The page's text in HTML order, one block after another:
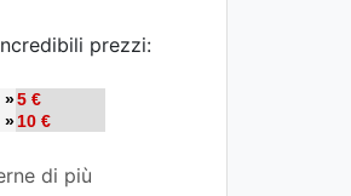
prezzi:
»5 €
»10 €
di più